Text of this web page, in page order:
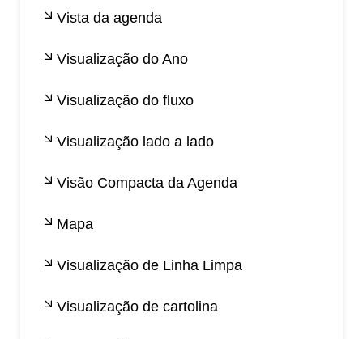
Vista da agenda
Visualização do Ano
Visualização do fluxo
Visualização lado a lado
Visão Compacta da Agenda
Mapa
Visualização de Linha Limpa
Visualização de cartolina